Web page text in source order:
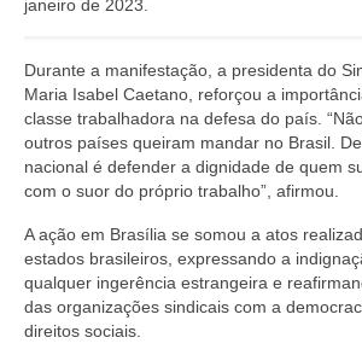
janeiro de 2023.
Durante a manifestação, a presidenta do
Maria Isabel Caetano, reforçou a
classe trabalhadora na defesa do país.
outros países queiram mandar no Brasil.
nacional é defender a dignidade de quem
com o suor do próprio trabalho”, afirmou.
A ação em Brasília se somou a atos
estados brasileiros, expressando a
qualquer ingerência estrangeira e
das organizações sindicais com a
direitos sociais.